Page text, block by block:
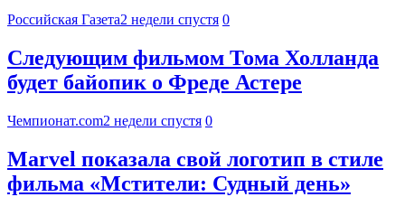
Российская Газета2 недели спустя 0
Следующим фильмом Тома Холланда
будет байопик о Фреде Астере
Чемпионат.com2 недели спустя 0
Marvel показала свой логотип в стиле
фильма «Мстители: Судный день»